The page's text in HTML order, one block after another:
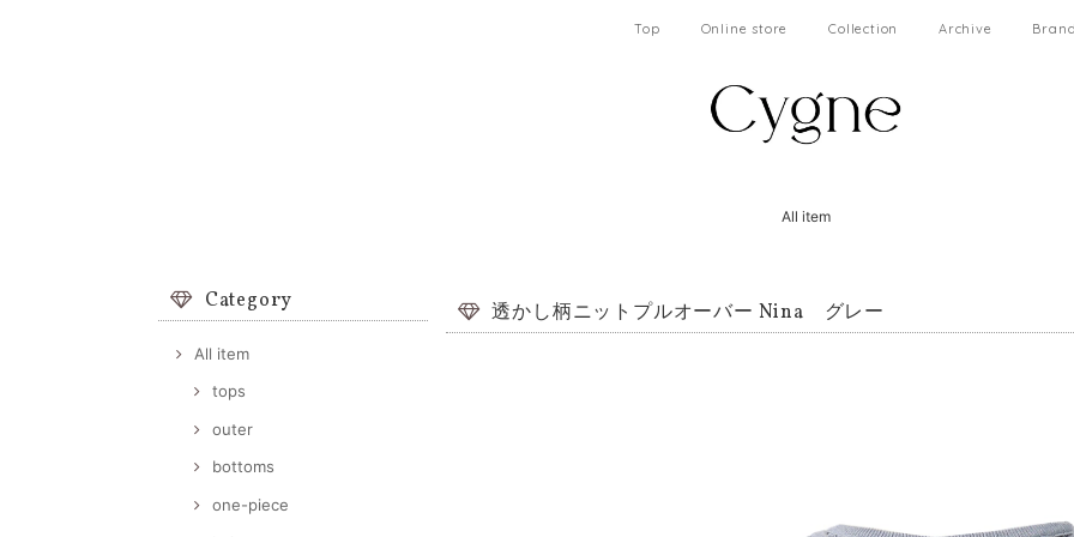
Top Online store Collection Archive
All item
Category
All item
tops
outer
bottoms
one-piece
透かし柄ニットプルオーバー Nina グレー